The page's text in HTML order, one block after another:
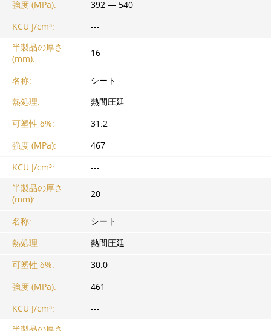
強度 (MPa):
392 — 540
KCU J/cm³:
---
半製品の厚さ
(mm):
16
名称:
シート
熱処理:
熱間圧延
可塑性 δ%:
31.2
強度 (MPa):
467
KCU J/cm³:
---
半製品の厚さ
(mm):
20
名称:
シート
熱処理:
熱間圧延
可塑性 δ%:
30.0
強度 (MPa):
461
KCU J/cm³:
---